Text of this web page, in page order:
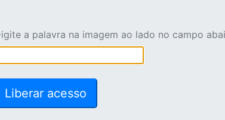
a palavra na imagem ao lado no campo